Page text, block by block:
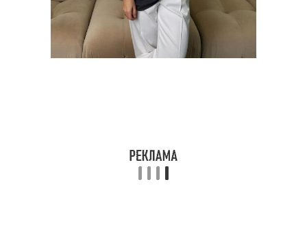
Образа с футболкой Футболка для девушки